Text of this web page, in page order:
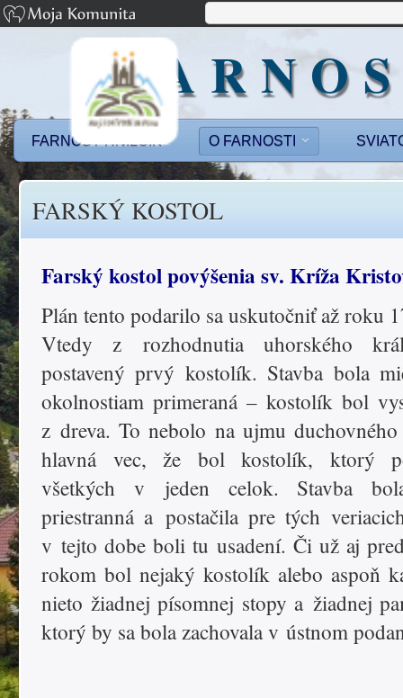
FARNOSŤ HNILČÍK O FARNOSTI
FARSKÝ KOSTOL
Farský kostol povýšenia sv. Kríža
Plán tento podarilo sa uskutočniť až roku
Vtedy z rozhodnutia uhorského
postavený prvý kostolík. Stavba bola
okolnostiam primeraná – kostolík bol
z dreva. To nebolo na ujmu
hlavná vec, že bol kostolík, ktorý
všetkých v jeden celok. Stavba
priestranná a postačila pre tých
v tejto dobe boli tu usadení. Či už aj
rokom bol nejaký kostolík alebo aspoň
nieto žiadnej písomnej stopy a žiadnej
ktorý by sa bola zachovala v ústnom